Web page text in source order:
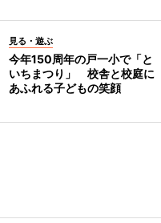
見る・遊ぶ
今年150周年の戸一小で「と
いちまつり」 校舎と校庭に
あふれる子どもの笑顔